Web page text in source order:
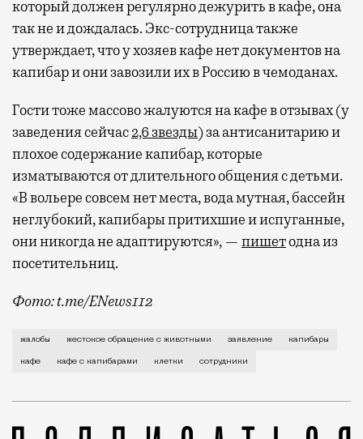
который должен регулярно дежурить в кафе, она
так не и дождалась. Экс-сотрудница также
утверждает, что у хозяев кафе нет документов на
капибар и они завозили их в Россию в чемоданах.
Гости тоже массово жалуются на кафе в отзывах (у
заведения сейчас2,6 звезды) за антисанитарию и
плохое содержание капибар, которые
изматываются от длительного общения с детьми.
«В вольере совсем нет места, вода мутная, бассейн
неглубокий, капибары притихшие и испуганные,
они никогда не адаптируются», — пишетодна из
посетительниц.
Фото: t.me/ENews112
С момента открытия нового контактного кафе с
жалобы жестокое обращение с животными заявление капибары
кафе кафе с капибарами клетки сотрудники